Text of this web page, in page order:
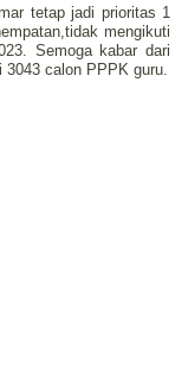
tetap jadi prioritas 1
mengikuti
Semoga kabar dari
3043 calon PPPK guru.